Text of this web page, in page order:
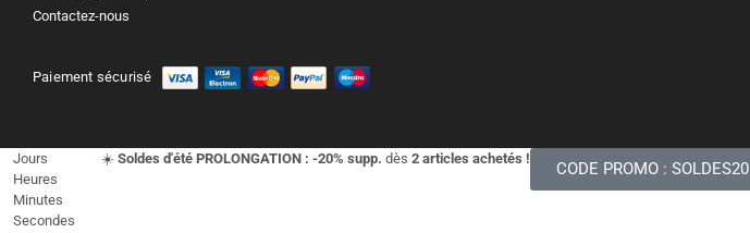
Contactez-nous
Paiement sécurisé
Jours
Heures
Minutes
Secondes
☀️ Soldes d'été PROLONGATION : -20% supp. dès 2 articles achetés !
CODE PROMO : SOLDES20